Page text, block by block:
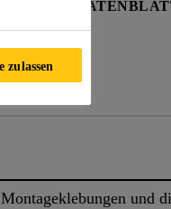
und
zulassen